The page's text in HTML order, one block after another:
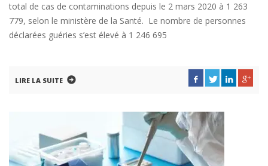
total de cas de contaminations depuis le 2 mars 2020 à 1 263
779, selon le ministère de la Santé. Le nombre de personnes
déclarées guéries s’est élevé à 1 246 695
LIRE LA SUITE